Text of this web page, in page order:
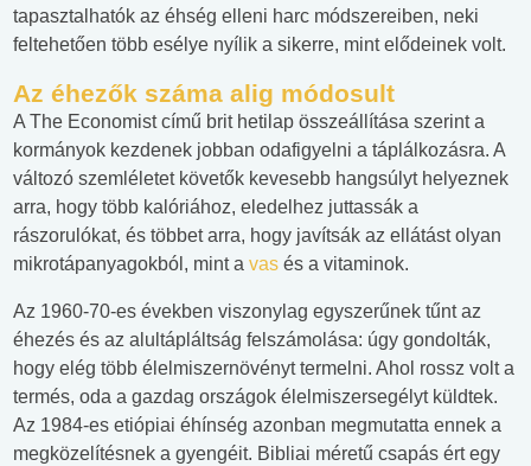
tapasztalhatók az éhség elleni harc módszereiben, neki
feltehetően több esélye nyílik a sikerre, mint elődeinek volt.
Az éhezők száma alig módosult
A The Economist című brit hetilap összeállítása szerint a
kormányok kezdenek jobban odafigyelni a táplálkozásra. A
változó szemléletet követők kevesebb hangsúlyt helyeznek
arra, hogy több kalóriához, eledelhez juttassák a
rászorulókat, és többet arra, hogy javítsák az ellátást olyan
mikrotápanyagokból, mint a vas és a vitaminok.
Az 1960-70-es években viszonylag egyszerűnek tűnt az
éhezés és az alultápláltság felszámolása: úgy gondolták,
hogy elég több élelmiszernövényt termelni. Ahol rossz volt a
termés, oda a gazdag országok élelmiszersegélyt küldtek.
Az 1984-es etiópiai éhínség azonban megmutatta ennek a
megközelítésnek a gyengéit. Bibliai méretű csapás ért egy